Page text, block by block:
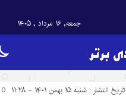
جمعه, ۱۶ مرداد , ۱۴۰۵
تاریخ انتشار : شنبه ۱۵ بهمن ۱۴۰۱ - ۱۱:۲۸ 0 نظر